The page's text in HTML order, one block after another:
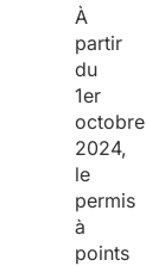
À
partir
du
1er
octobre
2024,
le
permis
à
points